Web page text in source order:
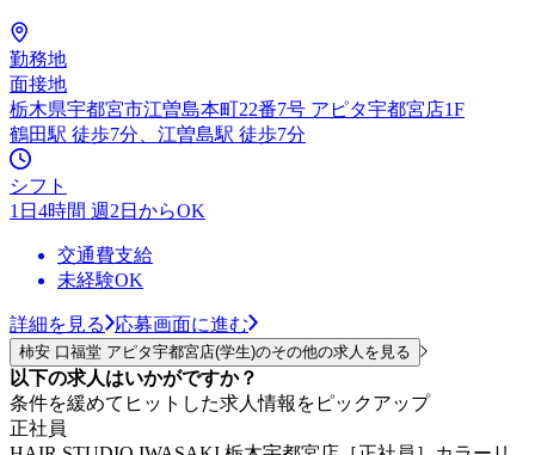
勤務地
面接地
栃木県宇都宮市江曽島本町22番7号 アピタ宇都宮店1F
鶴田駅 徒歩7分、江曽島駅 徒歩7分
シフト
1日4時間 週2日からOK
交通費支給
未経験OK
詳細を見る 応募画面に進む
柿安 口福堂 アピタ宇都宮店(学生)のその他の求人を見る
以下の求人はいかがですか？
条件を緩めてヒットした求人情報をピックアップ
正社員